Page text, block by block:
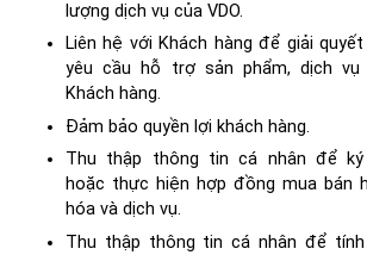
lượng dịch vụ của VDO.
Liên hệ với Khách hàng để giải
yêu cầu hỗ trợ sản phẩm, dịch vụ
Khách hàng.
Đảm bảo quyền lợi khách hàng.
Thu thập thông tin cá nhân để
hoặc thực hiện hợp đồng mua bán
hóa và dịch vụ.
Thu thập thông tin cá nhân để tính